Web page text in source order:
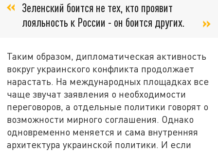
Зеленский боится не тех, кто проявит
лояльность к России - он боится других.
Таким образом, дипломатическая активность
вокруг украинского конфликта продолжает
нарастать. На международных площадках все
чаще звучат заявления о необходимости
переговоров, а отдельные политики говорят о
возможности мирного соглашения. Однако
одновременно меняется и сама внутренняя
архитектура украинской политики. И если